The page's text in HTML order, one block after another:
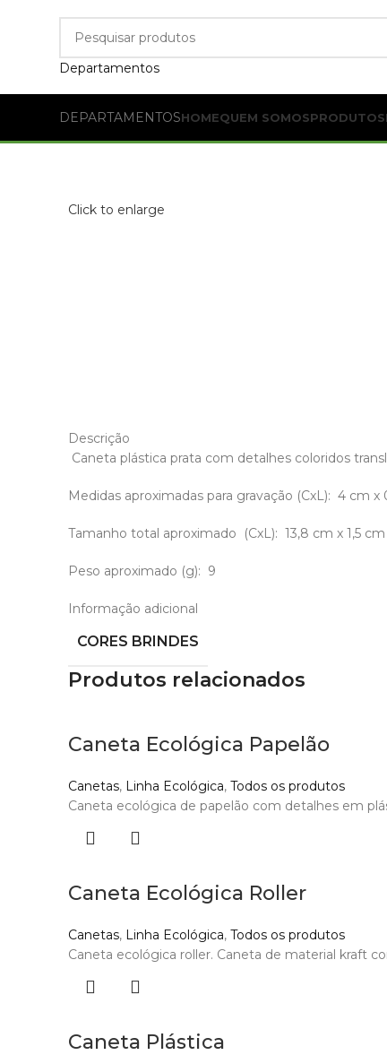
Departamentos
DEPARTAMENTOSHOMEQUEM SOMOSPRODUTOS
Click to enlarge
Descrição
Caneta plástica prata com detalhes coloridos
Medidas aproximadas para gravação (CxL): 4 cm x
Tamanho total aproximado (CxL): 13,8 cm x 1,5 cm
Peso aproximado (g): 9
Informação adicional
CORES BRINDES
Produtos relacionados
Caneta Ecológica Papelão
Canetas, Linha Ecológica, Todos os produtos
Caneta ecológica de papelão com detalhes em
Caneta Ecológica Roller
Canetas, Linha Ecológica, Todos os produtos
Caneta ecológica roller. Caneta de material kraft
Caneta Plástica